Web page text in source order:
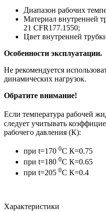
Диапазон рабочих
Материал внутренней
21 CFR177.1550;
Цвет внутренней
Особенности эксплуатации.
Не рекомендуется
динамических нагрузок.
Обратите внимание!
Если температура рабочей
следует учитывать
рабочего давления (К):
при t=170 0C К=0.75
при t=180 0C К=0.65
при t=205 0C К=0.4
Характеристики